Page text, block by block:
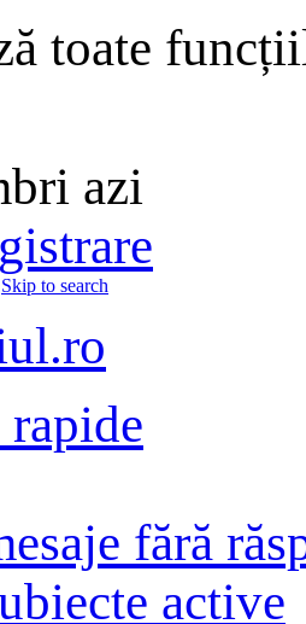
toate
azi
Skip to search
fără
active